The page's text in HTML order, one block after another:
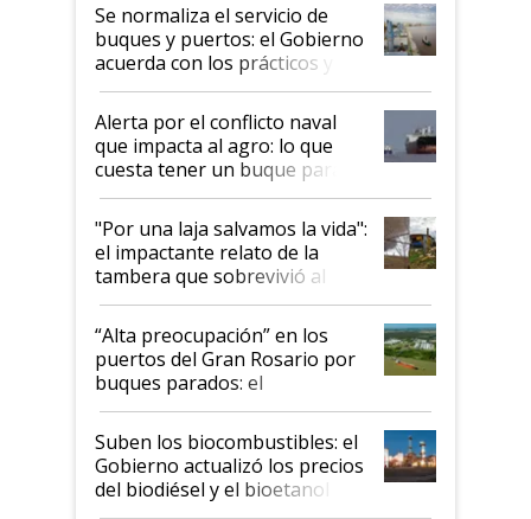
Se normaliza el servicio de
buques y puertos: el Gobierno
acuerda con los prácticos y
suspende el decreto de
desregulación
Alerta por el conflicto naval
que impacta al agro: lo que
cuesta tener un buque parado
y el peligro de que Argentina
pase a ser "país sucio"
"Por una laja salvamos la vida":
el impactante relato de la
tambera que sobrevivió al
tornado
“Alta preocupación” en los
puertos del Gran Rosario por
buques parados: el
funcionamiento de las
exportadoras en tensión tras
la medida de fuerza de los
prácticos
Suben los biocombustibles: el
Gobierno actualizó los precios
del biodiésel y el bioetanol